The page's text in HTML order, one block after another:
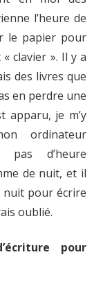
l’heure de
le papier pour
clavier ». Il y a
des livres que
en perdre une
apparu, je m’y
ordinateur
pas d’heure
de nuit, et il
nuit pour écrire
oublié.
pour